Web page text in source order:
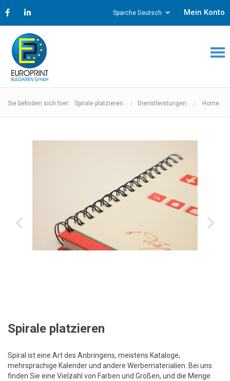
Sparche Deutsch Mein Konto
Sie befinden sich hier: Spirale platzieren Dienstleistungen Home
‹ ›
Spirale platzieren
Spiral ist eine Art des Anbringens, meistens Kataloge,
mehrsprachige Kalender und andere Werbematerialien. Bei uns
finden Sie eine Vielzahl von Farben und Größen, und die Menge